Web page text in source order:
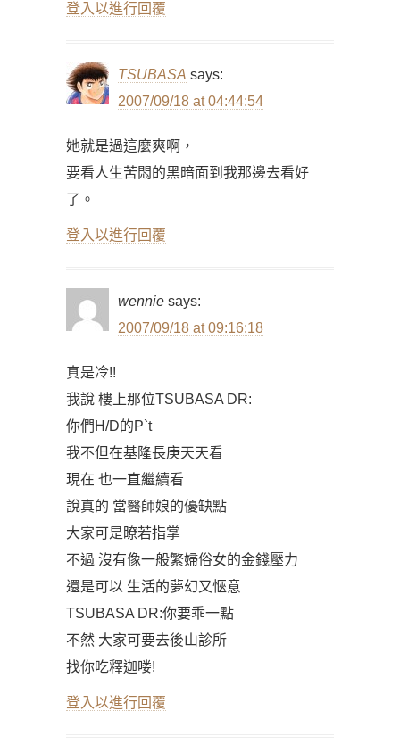
登入以進行回覆
TSUBASA says:
2007/09/18 at 04:44:54
她就是過這麼爽啊，
要看人生苦悶的黑暗面到我那邊去看好
了。
登入以進行回覆
wennie says:
2007/09/18 at 09:16:18
真是冷!!
我說 樓上那位TSUBASA DR:
你們H/D的P`t
我不但在基隆長庚天天看
現在 也一直繼續看
說真的 當醫師娘的優缺點
大家可是瞭若指掌
不過 沒有像一般繁婦俗女的金錢壓力
還是可以 生活的夢幻又愜意
TSUBASA DR:你要乖一點
不然 大家可要去後山診所
找你吃釋迦喽!
登入以進行回覆